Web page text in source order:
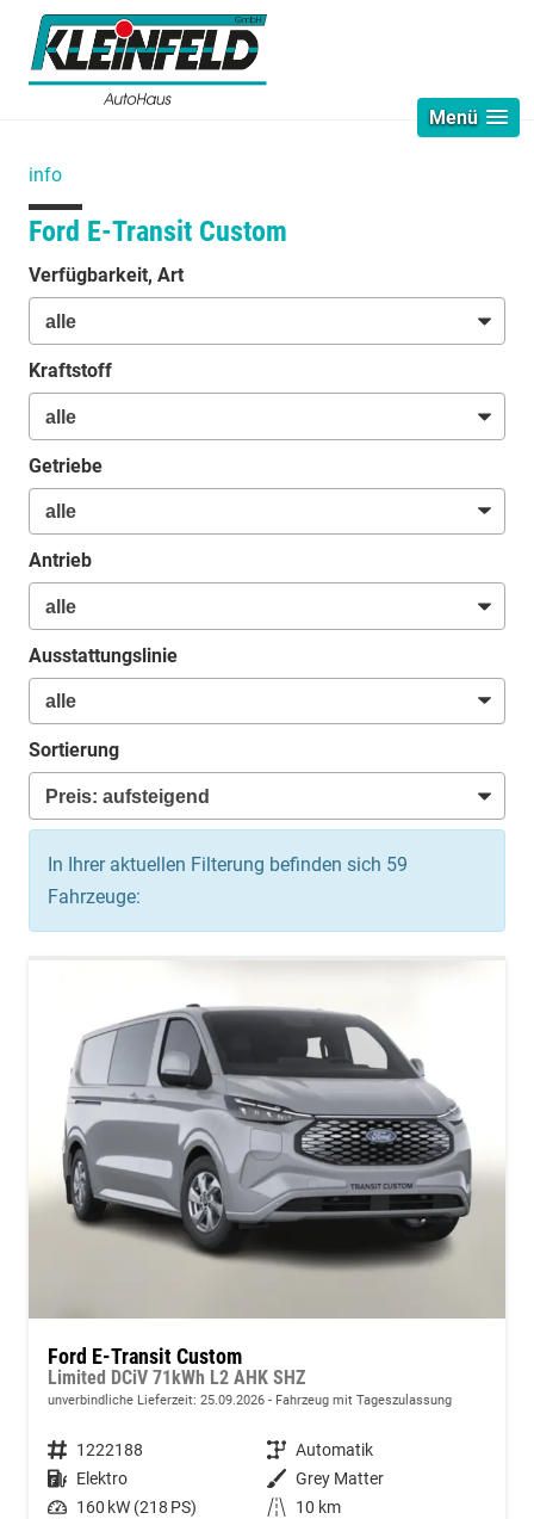
Menü
info
Ford E-Transit Custom
Verfügbarkeit, Art
Kraftstoff
Getriebe
Antrieb
Ausstattungslinie
Sortierung
In Ihrer aktuellen Filterung befinden sich 59
Fahrzeuge:
Ford E-Transit Custom
Limited DCiV 71kWh L2 AHK SHZ
unverbindliche Lieferzeit: 25.09.2026 Fahrzeug mit Tageszulassung
Fahrzeugnummer 1222188 Getriebe Automatik
Kraftstoff Elektro Außenfarbe Grey Matter
Leistung 160 kW (218 PS) Kilometerstand
10 km